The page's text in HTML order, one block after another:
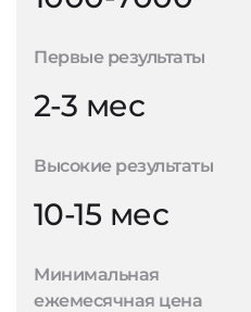
Первые результаты
2-3 мес
Высокие результаты
10-15 мес
Минимальная
ежемесячная цена